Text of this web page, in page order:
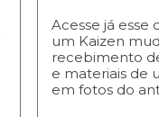
Acesse já esse
um Kaizen
recebimento
e materiais de
em fotos do